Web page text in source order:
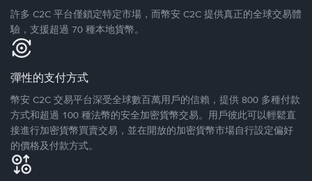
許多 C2C 平台僅鎖定特定市場，而幣安 C2C 提供真正的全球交易體
驗，支援超過 70 種本地貨幣。
彈性的支付方式
幣安 C2C 交易平台深受全球數百萬用戶的信賴，提供 800 多種付款
方式和超過 100 種法幣的安全加密貨幣交易。用戶彼此可以輕鬆直
接進行加密貨幣買賣交易，並在開放的加密貨幣市場自行設定偏好
的價格及付款方式。